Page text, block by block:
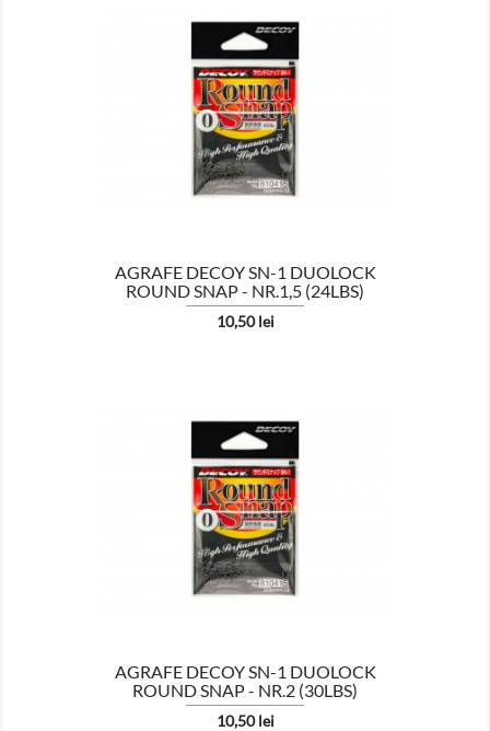
AGRAFE DECOY SN-1 DUOLOCK
ROUND SNAP - NR.1,5 (24LBS)
Pret
10,50 lei

AGRAFE DECOY SN-1 DUOLOCK
ROUND SNAP - NR.2 (30LBS)
Pret
10,50 lei
